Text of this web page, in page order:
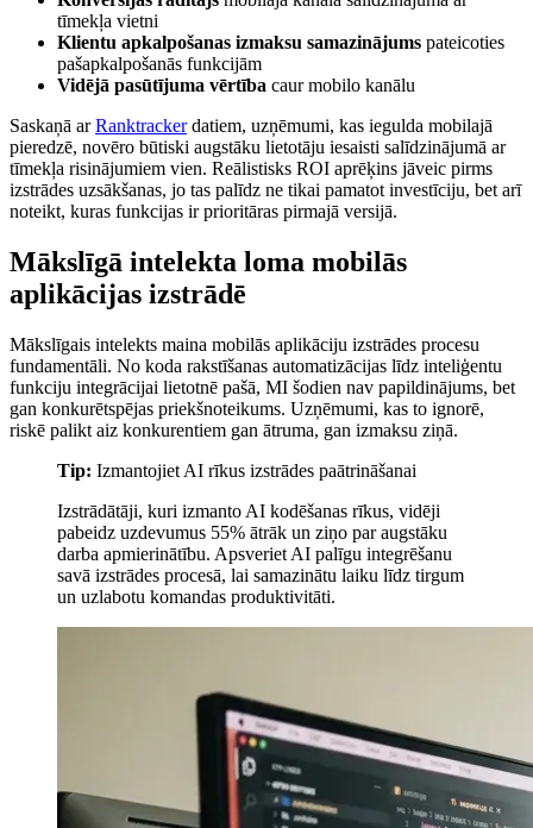
tīmekļa vietni
Klientu apkalpošanas izmaksu samazinājums pateicoties
pašapkalpošanās funkcijām
Vidējā pasūtījuma vērtība caur mobilo kanālu
Saskaņā arRanktrackerdatiem, uzņēmumi, kas iegulda mobilajā
pieredzē, novēro būtiski augstāku lietotāju iesaisti salīdzinājumā ar
tīmekļa risinājumiem vien. Reālistisks ROI aprēķins jāveic pirms
izstrādes uzsākšanas, jo tas palīdz ne tikai pamatot investīciju, bet arī
noteikt, kuras funkcijas ir prioritāras pirmajā versijā.
Mākslīgā intelekta loma mobilās
aplikācijas izstrādē
Mākslīgais intelekts maina mobilās aplikāciju izstrādes procesu
fundamentāli. No koda rakstīšanas automatizācijas līdz inteliģentu
funkciju integrācijai lietotnē pašā, MI šodien nav papildinājums, bet
gan konkurētspējas priekšnoteikums. Uzņēmumi, kas to ignorē,
riskē palikt aiz konkurentiem gan ātruma, gan izmaksu ziņā.
Tip: Izmantojiet AI rīkus izstrādes paātrināšanai
Izstrādātāji, kuri izmanto AI kodēšanas rīkus, vidēji
pabeidz uzdevumus 55% ātrāk un ziņo par augstāku
darba apmierinātību. Apsveriet AI palīgu integrēšanu
savā izstrādes procesā, lai samazinātu laiku līdz tirgum
un uzlabotu komandas produktivitāti.